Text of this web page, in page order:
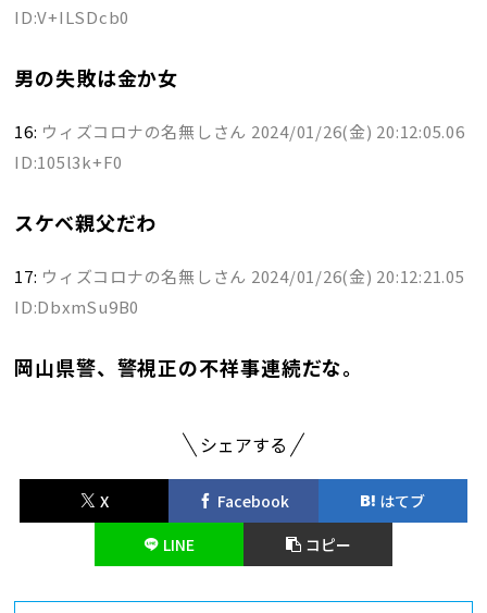
ID:V+ILSDcb0
男の失敗は金か女
16: ウィズコロナの名無しさん 2024/01/26(金) 20:12:05.06
ID:105l3k+F0
スケベ親父だわ
17: ウィズコロナの名無しさん 2024/01/26(金) 20:12:21.05
ID:DbxmSu9B0
岡山県警、警視正の不祥事連続だな。
シェアする
X Facebook
はてブ
LINE
コピー